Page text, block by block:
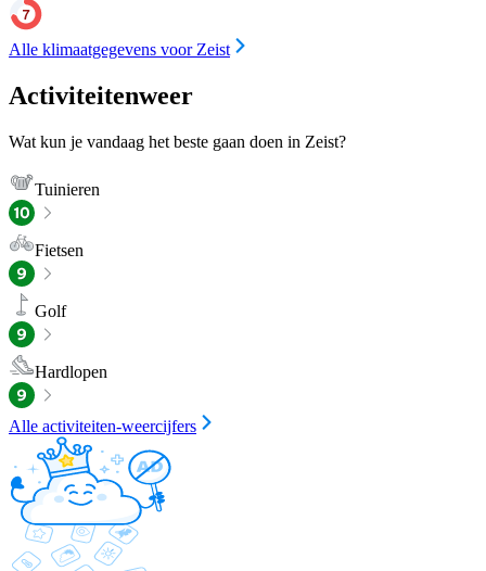
Alle klimaatgegevens voor Zeist
Activiteitenweer
Wat kun je vandaag het beste gaan doen in Zeist?
Tuinieren
Fietsen
Golf
Hardlopen
Alle activiteiten-weercijfers